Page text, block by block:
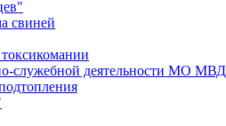
свиней
служебной деятельности МО